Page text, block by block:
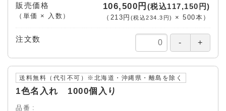
販売価格
（単価 × 入数）
106,500円(税込117,150円)
（ 213円 (税込234.3円) ×500本 ）
注文数
送料無料（代引不可）※北海道・沖縄県・離島を除く
1色名入れ 1000個入り
品番